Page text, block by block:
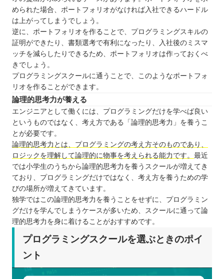
められた場合、ポートフォリオがなければ入社できるハードル
は上がってしまうでしょう。
逆に、ポートフォリオを作ることで、プログラミングスキルの
証明ができたり、書類選考で有利になったり、入社後のミスマ
ッチを減らしたりできるため、ポートフォリオは作っておくべ
きでしょう。
プログラミングスクールに通うことで、このようなポートフォ
リオを作ることができます。
論理的思考力が養える
エンジニアとして働くには、プログラミングだけを学べば良い
というものではなく、考え方である「論理的思考力」を養うこ
とが必要です。
論理的思考力とは、プログラミングの考え方そのものであり、
ロジックを理解して論理的に物事を考えられる能力です。 最近
では小学生のうちから論理的思考力を養うスクールが増えてき
ており、プログラミングだけではなく、考え方を養うための学
びの場所が増えてきています。
独学ではこの論理的思考力を養うことをせずに、プログラミン
グだけを学んでしまうケースが多いため、スクールに通って論
理的思考力を身に着けることがおすすめです。
プログラミングスクールを選ぶときのポイ
ント